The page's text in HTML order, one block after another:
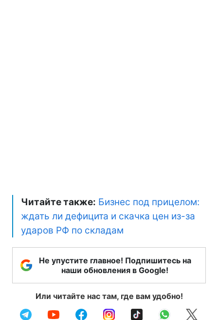
Читайте также: Бизнес под прицелом:
ждать ли дефицита и скачка цен из-за
ударов РФ по складам
Не упустите главное! Подпишитесь на
наши обновления в Google!
Или читайте нас там, где вам удобно!